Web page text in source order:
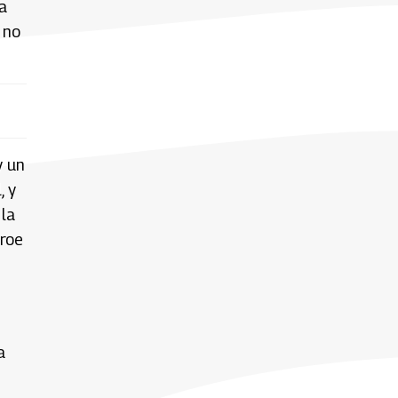
un
y